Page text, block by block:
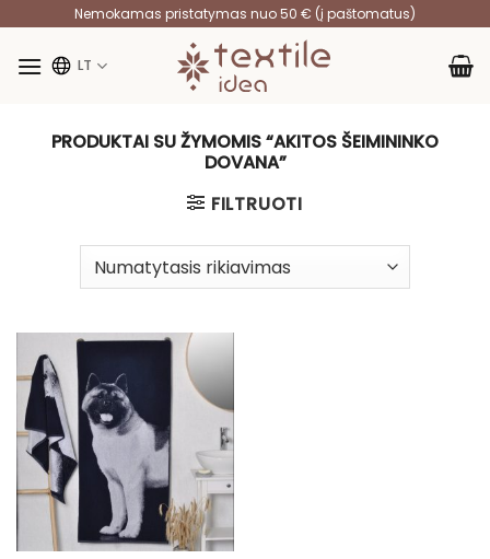
content
Nemokamas pristatymas nuo 50 € (į paštomatus)
LT
PRODUKTAI SU ŽYMOMIS “AKITOS ŠEIMININKO
DOVANA”
FILTRUOTI